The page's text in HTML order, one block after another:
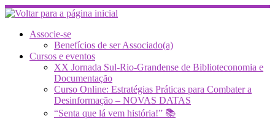
Skip
to
contentAssocie-se
Benefícios de ser Associado(a)
Cursos e eventos
XX Jornada Sul-Rio-Grandense de Biblioteconomia e
Documentação
Curso Online: Estratégias Práticas para Combater a
Desinformação – NOVAS DATAS
“Senta que lá vem história!” 📚